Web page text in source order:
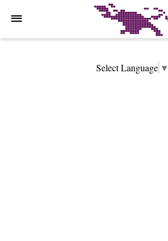
Select Language ▼